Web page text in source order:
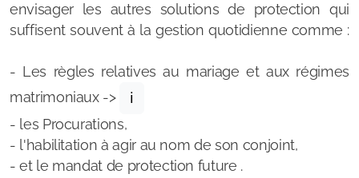
envisager les autres solutions de protection qui
suffisent souvent à la gestion quotidienne comme :
- Les règles relatives au mariage et aux régimes
matrimoniaux ->
ℹ️
- les Procurations,
- l'habilitation à agir au nom de son conjoint,
- et le mandat de protection future .
Téléassistance
Accès aux soins
Logement & Adaptation
Soutien social et administratif